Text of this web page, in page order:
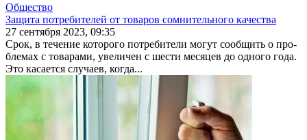
Общество
Защита потребителей от товаров сомнительного качества
27 сентября 2023, 09:35
Срок, в течение которого потребители могут сообщить о про­
блемах с товарами, увеличен с шести месяцев до одного года.
Это касается случаев, когда...